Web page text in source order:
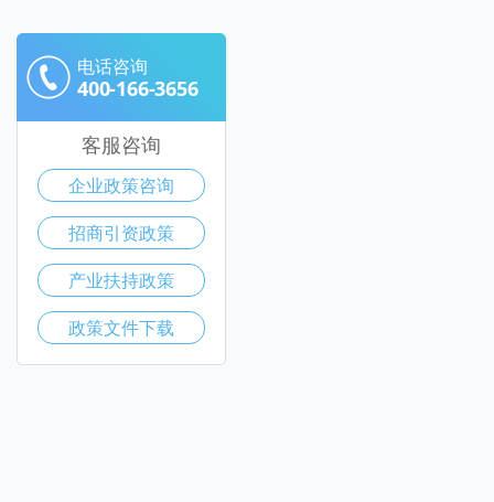
电话咨询
400-166-3656
客服咨询
企业政策咨询
招商引资政策
产业扶持政策
政策文件下载